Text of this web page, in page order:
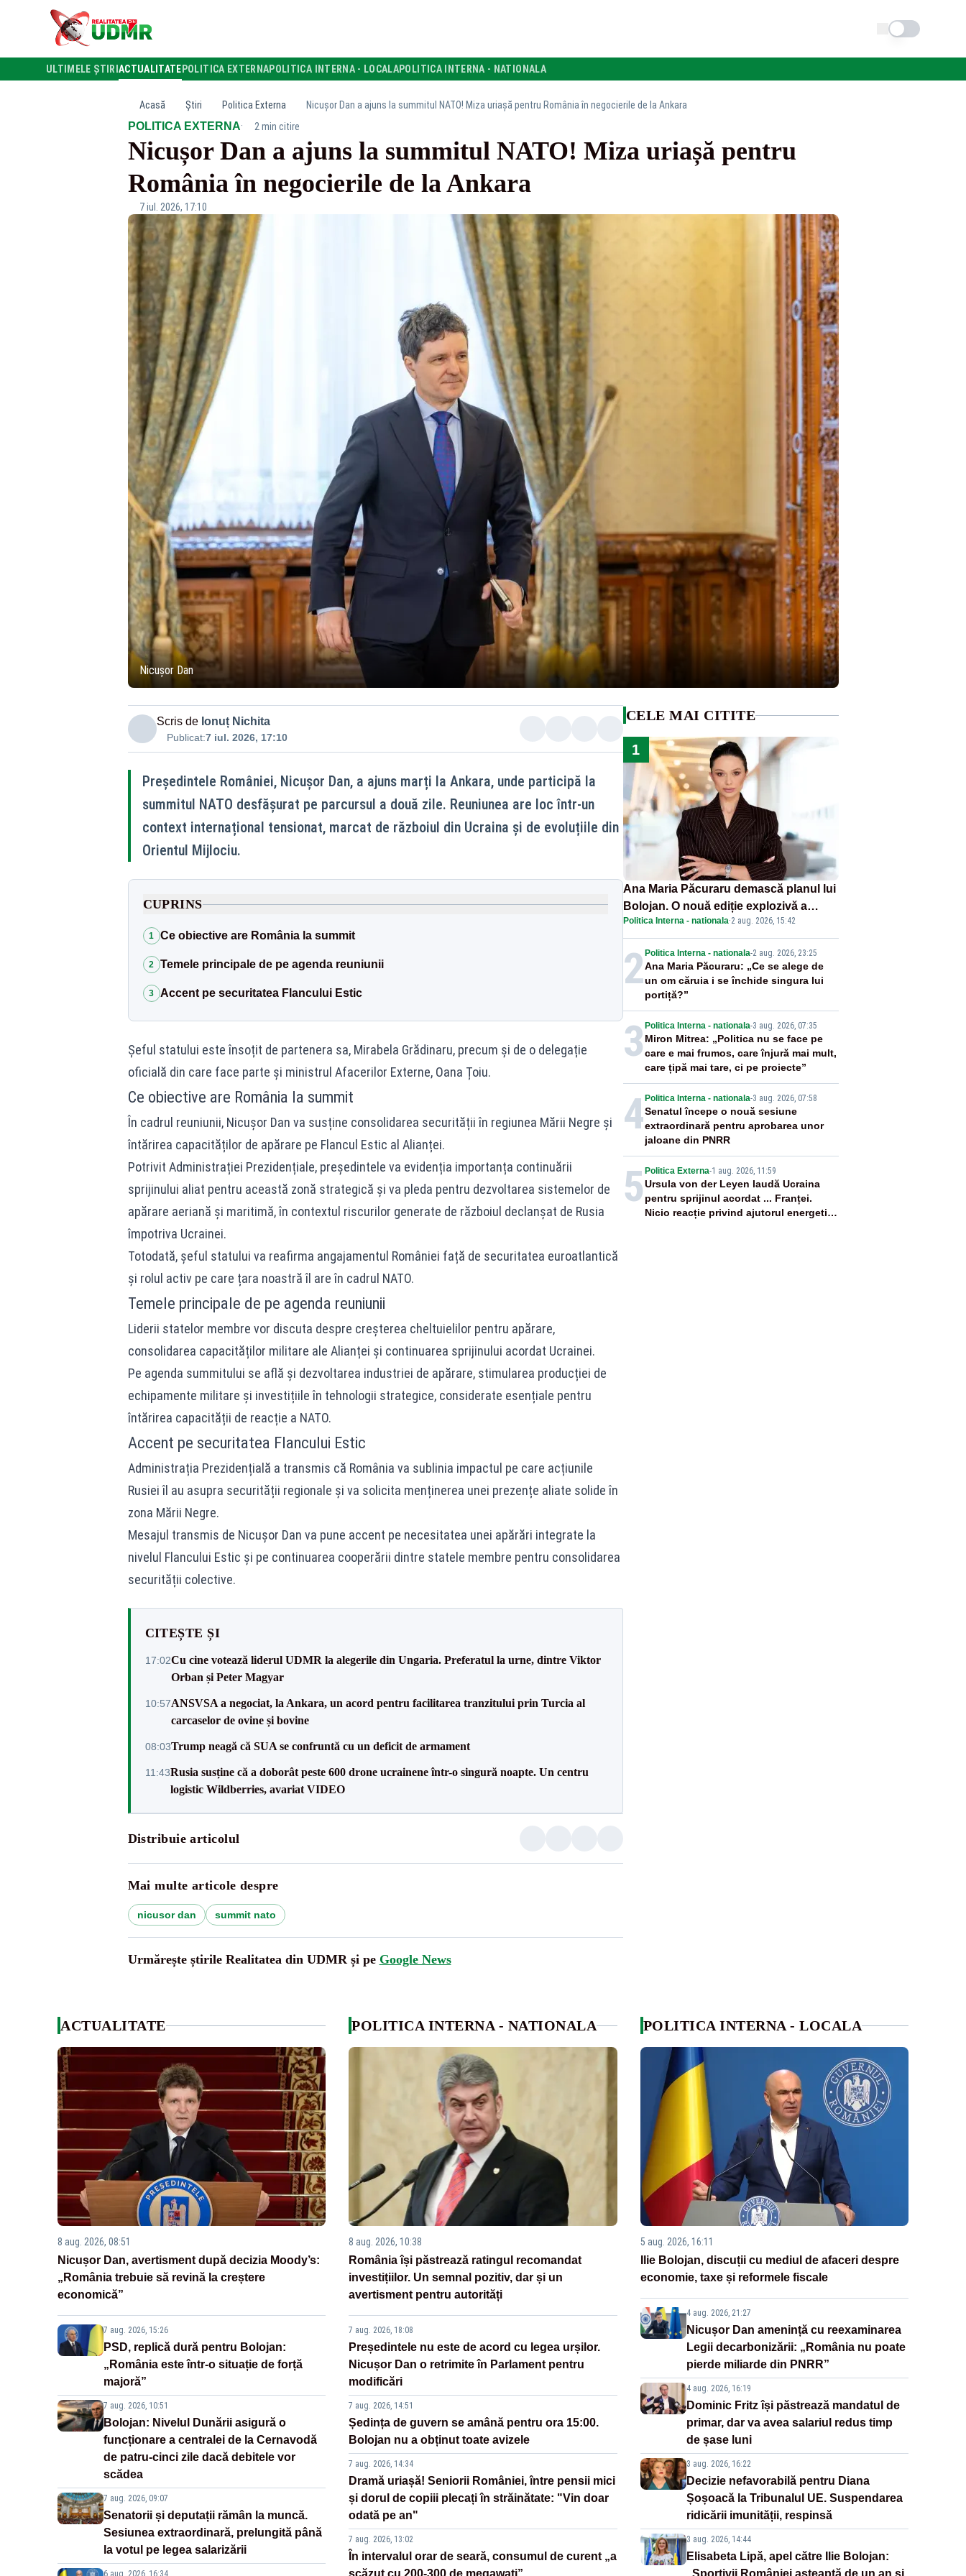
Schimba tema
ULTIMELE ȘTIRI ACTUALITATE POLITICA EXTERNAPOLITICA INTERNA - LOCALAPOLITICA INTERNA - NATIONALA
Acasă Știri Politica Externa Nicușor Dan a ajuns la summitul NATO! Miza uriașă pentru România în negocierile de la Ankara
POLITICA EXTERNA· 2 min citire
Nicușor Dan a ajuns la summitul NATO! Miza uriașă pentru
România în negocierile de la Ankara
7 iul. 2026, 17:10
Nicușor Dan
Scris de Ionuț Nichita
Publicat:7 iul. 2026, 17:10
Președintele României, Nicușor Dan, a ajuns marți la Ankara, unde participă la
summitul NATO desfășurat pe parcursul a două zile. Reuniunea are loc într-un
context internațional tensionat, marcat de războiul din Ucraina și de evoluțiile din
Orientul Mijlociu.
CUPRINS
1 Ce obiective are România la summit
2 Temele principale de pe agenda reuniunii
3 Accent pe securitatea Flancului Estic
Șeful statului este însoțit de partenera sa, Mirabela Grădinaru, precum și de o delegație
oficială din care face parte și ministrul Afacerilor Externe, Oana Țoiu.
Ce obiective are România la summit
În cadrul reuniunii, Nicușor Dan va susține consolidarea securității în regiunea Mării Negre și
întărirea capacităților de apărare pe Flancul Estic al Alianței.
Potrivit Administrației Prezidențiale, președintele va evidenția importanța continuării
sprijinului aliat pentru această zonă strategică și va pleda pentru dezvoltarea sistemelor de
apărare aeriană și maritimă, în contextul riscurilor generate de războiul declanșat de Rusia
împotriva Ucrainei.
Totodată, șeful statului va reafirma angajamentul României față de securitatea euroatlantică
și rolul activ pe care țara noastră îl are în cadrul NATO.
Temele principale de pe agenda reuniunii
Liderii statelor membre vor discuta despre creșterea cheltuielilor pentru apărare,
consolidarea capacităților militare ale Alianței și continuarea sprijinului acordat Ucrainei.
Pe agenda summitului se află și dezvoltarea industriei de apărare, stimularea producției de
echipamente militare și investițiile în tehnologii strategice, considerate esențiale pentru
întărirea capacității de reacție a NATO.
Accent pe securitatea Flancului Estic
Administrația Prezidențială a transmis că România va sublinia impactul pe care acțiunile
Rusiei îl au asupra securității regionale și va solicita menținerea unei prezențe aliate solide în
zona Mării Negre.
Mesajul transmis de Nicușor Dan va pune accent pe necesitatea unei apărări integrate la
nivelul Flancului Estic și pe continuarea cooperării dintre statele membre pentru consolidarea
securității colective.
CITEȘTE ȘI
17:02Cu cine votează liderul UDMR la alegerile din Ungaria. Preferatul la urne, dintre Viktor
Orban și Peter Magyar
10:57ANSVSA a negociat, la Ankara, un acord pentru facilitarea tranzitului prin Turcia al
carcaselor de ovine și bovine
08:03Trump neagă că SUA se confruntă cu un deficit de armament
11:43Rusia susține că a doborât peste 600 drone ucrainene într-o singură noapte. Un centru
logistic Wildberries, avariat VIDEO
Distribuie articolul
Mai multe articole despre
nicusor dan summit nato
Urmărește știrile Realitatea din UDMR și pe Google News
CELE MAI CITITE
1
Ana Maria Păcuraru demască planul lui
Bolojan. O nouă ediție explozivă a
emisiunii „Miza Zilei” la Realitatea
PLUS
Politica Interna - nationala·2 aug. 2026, 15:42
2 Politica Interna - nationala-2 aug. 2026, 23:25
Ana Maria Păcuraru: „Ce se alege de
un om căruia i se închide singura lui
portiță?”
3 Politica Interna - nationala-3 aug. 2026, 07:35
Miron Mitrea: „Politica nu se face pe
care e mai frumos, care înjură mai mult,
care țipă mai tare, ci pe proiecte”
4 Politica Interna - nationala-3 aug. 2026, 07:58
Senatul începe o nouă sesiune
extraordinară pentru aprobarea unor
jaloane din PNRR
5 Politica Externa-1 aug. 2026, 11:59
Ursula von der Leyen laudă Ucraina
pentru sprijinul acordat ... Franței.
Nicio reacție privind ajutorul energetic
ACTUALITATE
8 aug. 2026, 08:51
Nicușor Dan, avertisment după decizia Moody’s:
„România trebuie să revină la creștere
economică”
7 aug. 2026, 15:26
PSD, replică dură pentru Bolojan:
„România este într-o situație de forță
majoră”
7 aug. 2026, 10:51
Bolojan: Nivelul Dunării asigură o
funcționare a centralei de la Cernavodă
de patru-cinci zile dacă debitele vor
scădea
7 aug. 2026, 09:07
Senatorii și deputații rămân la muncă.
Sesiunea extraordinară, prelungită până
la votul pe legea salarizării
POLITICA INTERNA - NATIONALA
8 aug. 2026, 10:38
România își păstrează ratingul recomandat
investițiilor. Un semnal pozitiv, dar și un
avertisment pentru autorități
7 aug. 2026, 18:08
Președintele nu este de acord cu legea urșilor.
Nicușor Dan o retrimite în Parlament pentru
modificări
7 aug. 2026, 14:51
Ședința de guvern se amână pentru ora 15:00.
Bolojan nu a obținut toate avizele
7 aug. 2026, 14:34
Dramă uriașă! Seniorii României, între pensii mici
și dorul de copiii plecați în străinătate: "Vin doar
odată pe an"
7 aug. 2026, 13:02
În intervalul orar de seară, consumul de curent „a
POLITICA INTERNA - LOCALA
5 aug. 2026, 16:11
Ilie Bolojan, discuții cu mediul de afaceri despre
economie, taxe și reformele fiscale
4 aug. 2026, 21:27
Nicușor Dan amenință cu reexaminarea
Legii decarbonizării: „România nu poate
pierde miliarde din PNRR”
4 aug. 2026, 16:19
Dominic Fritz își păstrează mandatul de
primar, dar va avea salariul redus timp
de șase luni
3 aug. 2026, 16:22
Decizie nefavorabilă pentru Diana
Șoșoacă la Tribunalul UE. Suspendarea
ridicării imunității, respinsă
3 aug. 2026, 14:44
Elisabeta Lipă, apel către Ilie Bolojan: